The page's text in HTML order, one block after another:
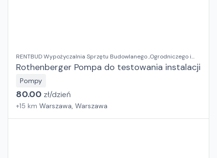
RENTBUD Wypożyczalnia Sprzętu Budowlanego ,Ogrodniczego i
Elektronarzędzi
Rothenberger Pompa do testowania instalacji
Pompy
80.00 zł/dzień
+15 km Warszawa, Warszawa